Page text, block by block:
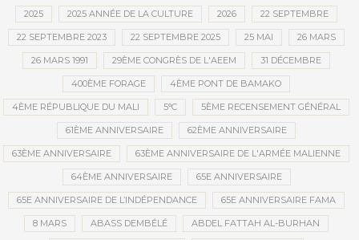
2025 2025 ANNÉE DE LA CULTURE 2026 22 SEPTEMBRE
22 SEPTEMBRE 2023 22 SEPTEMBRE 2025 25 MAI 26 MARS
26 MARS 1991 29ÈME CONGRÈS DE L'AEEM 31 DÉCEMBRE
400ÈME FORAGE 4ÈME PONT DE BAMAKO
4ÈME RÉPUBLIQUE DU MALI 5°C 5ÈME RECENSEMENT GÉNÉRAL
61ÈME ANNIVERSAIRE 62ÈME ANNIVERSAIRE
63ÈME ANNIVERSAIRE 63ÈME ANNIVERSAIRE DE L'ARMÉE MALIENNE
64ÈME ANNIVERSAIRE 65E ANNIVERSAIRE
65E ANNIVERSAIRE DE L’INDÉPENDANCE 65E ANNIVERSAIRE FAMA
8 MARS ABASS DEMBÉLÉ ABDEL FATTAH AL-BURHAN